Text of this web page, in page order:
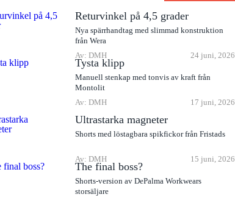
Returvinkel på 4,5 grader
Nya spärrhandtag med slimmad konstruktion
från Wera
Av: DMH
24 juni, 2026
Tysta klipp
Manuell stenkap med tonvis av kraft från
Montolit
Av: DMH
17 juni, 2026
Ultrastarka magneter
Shorts med löstagbara spikfickor från Fristads
Av: DMH 15 juni, 2026
The final boss?
Shorts-version av DePalma Workwears
storsäljare